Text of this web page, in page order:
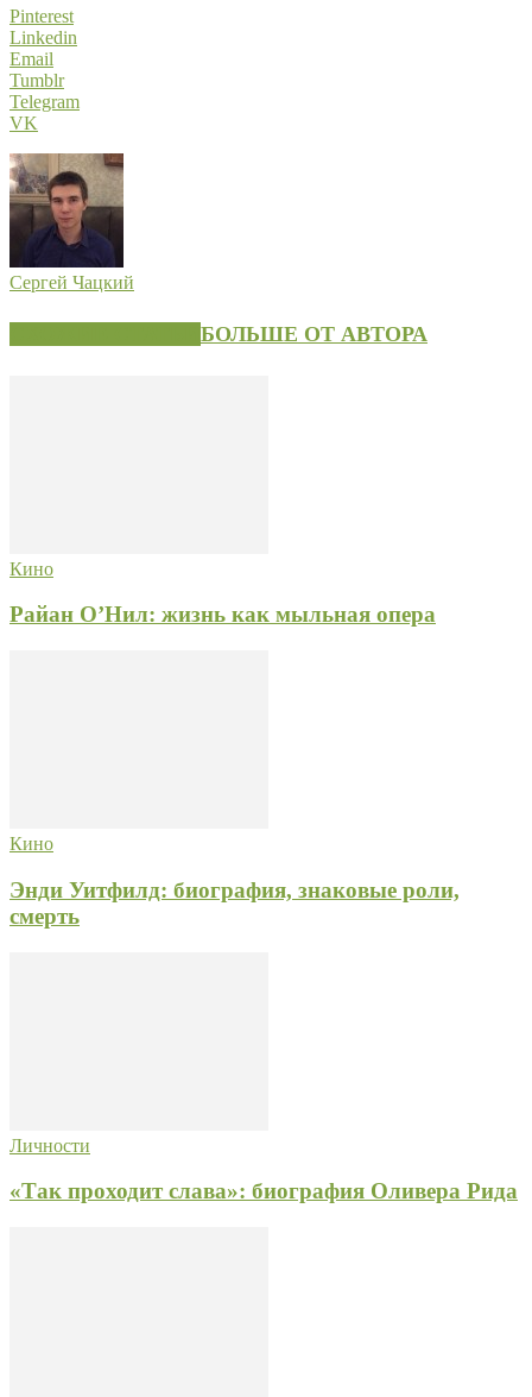
Pinterest
Linkedin
Email
Tumblr
Telegram
VK
Сергей Чацкий
БОЛЬШЕ ОТ АВТОРА
Кино
Райан О’Нил: жизнь как мыльная опера
Кино
Энди Уитфилд: биография, знаковые роли,
смерть
Личности
«Так проходит слава»: биография Оливера Рида